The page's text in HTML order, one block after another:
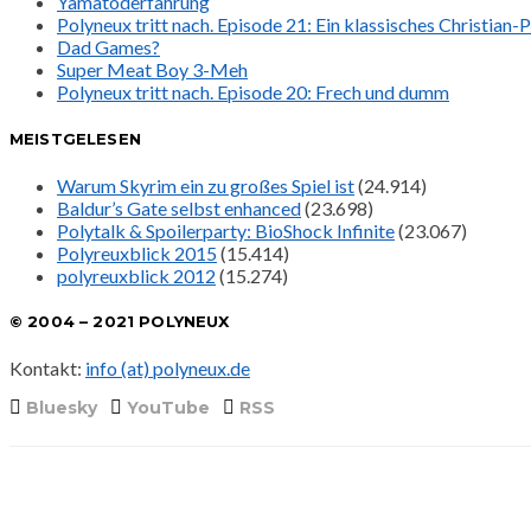
Polyneux tritt nach. Episode 21: Ein klassisches Christian-
Dad Games?
Super Meat Boy 3-Meh
Polyneux tritt nach. Episode 20: Frech und dumm
MEISTGELESEN
Warum Skyrim ein zu großes Spiel ist(24.914)
Baldur’s Gate selbst enhanced(23.698)
Polytalk & Spoilerparty: BioShock Infinite(23.067)
Polyreuxblick 2015(15.414)
polyreuxblick 2012 (15.274)
© 2004 – 2021 POLYNEUX
Kontakt: info (at) polyneux.de
Bluesky YouTube RSS